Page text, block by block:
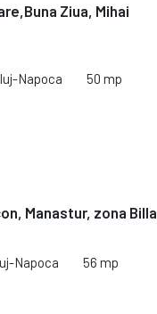
Ziua, Mihai
Napoca 50 mp
Manastur, zona Billa
Napoca 56 mp